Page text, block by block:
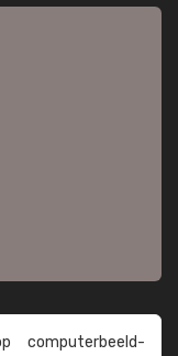
computer­beeld­